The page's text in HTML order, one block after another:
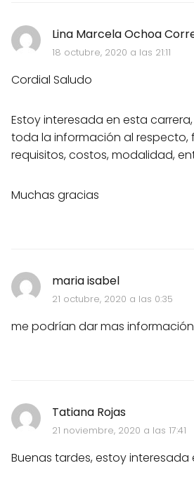
Lina Marcela Ochoa
18 octubre, 2020 a las 21:11
Cordial Saludo
Estoy interesada en esta
toda la información al respecto,
requisitos, costos, modalidad,
Muchas gracias
maria isabel
21 octubre, 2020 a las 0:35
me podrían dar mas información
Tatiana Rojas
21 noviembre, 2020 a las 17:41
Buenas tardes, estoy interesada